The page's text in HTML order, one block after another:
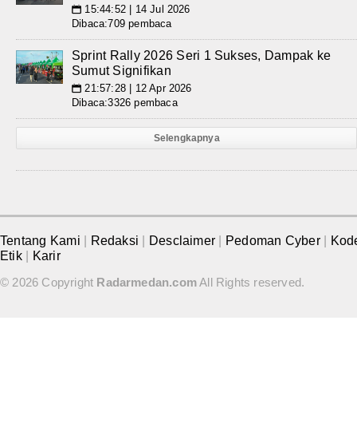
📅 15:44:52 | 14 Jul 2026
Dibaca:709 pembaca
Sprint Rally 2026 Seri 1 Sukses, Dampak ke
Sumut Signifikan
📅 21:57:28 | 12 Apr 2026
Dibaca:3326 pembaca
Selengkapnya
Tentang Kami Redaksi Desclaimer Pedoman Cyber
Etik
Karir
© 2026 Copyright Radarmedan.comAll Rights reserved.